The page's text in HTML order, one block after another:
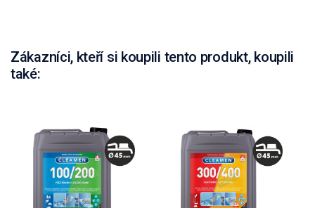
Zákazníci, kteří si koupili tento produkt, koupili
také: